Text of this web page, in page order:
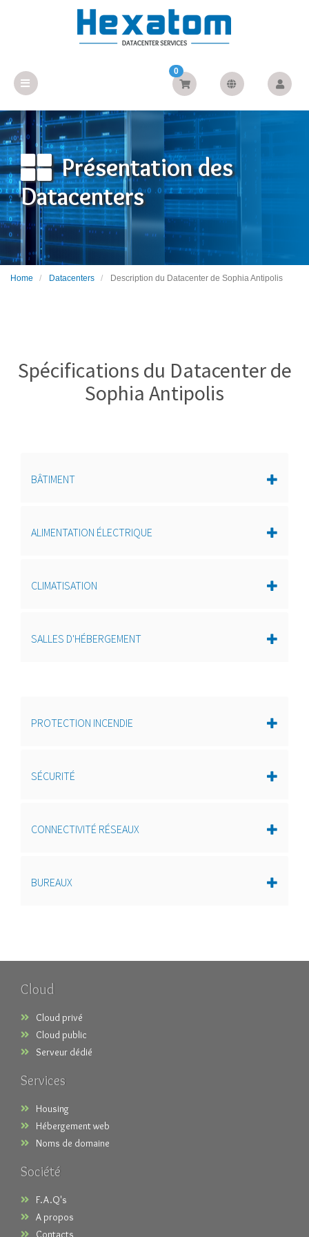
0
Présentation des
Datacenters
Home Datacenters Description du Datacenter de Sophia Antipolis
Spécifications du Datacenter de
Sophia Antipolis
BÂTIMENT
ALIMENTATION ÉLECTRIQUE
CLIMATISATION
SALLES D'HÉBERGEMENT
PROTECTION INCENDIE
SÉCURITÉ
CONNECTIVITÉ RÉSEAUX
BUREAUX
Cloud
Cloud privé
Cloud public
Serveur dédié
Services
Housing
Hébergement web
Noms de domaine
Société
F.A.Q's
A propos
Contacts